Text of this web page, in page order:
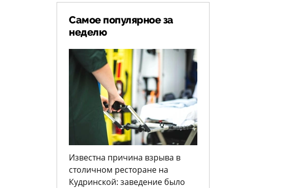
Самое популярное за
неделю
Известна причина взрыва в
столичном ресторане на
Кудринской: заведение было